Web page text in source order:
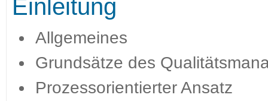
Einleitung
Allgemeines
Grundsätze des
Prozessorientierter Ansatz